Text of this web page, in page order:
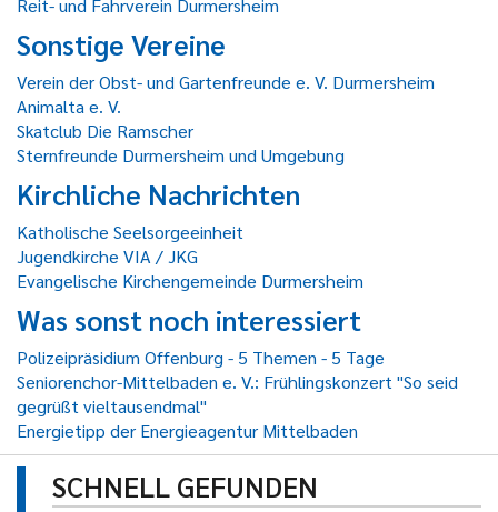
Reit- und Fahrverein Durmersheim
Sonstige Vereine
Verein der Obst- und Gartenfreunde e. V. Durmersheim
Animalta e. V.
Skatclub Die Ramscher
Sternfreunde Durmersheim und Umgebung
Kirchliche Nachrichten
Katholische Seelsorgeeinheit
Jugendkirche VIA / JKG
Evangelische Kirchengemeinde Durmersheim
Was sonst noch interessiert
Polizeipräsidium Offenburg - 5 Themen - 5 Tage
Seniorenchor-Mittelbaden e. V.: Frühlingskonzert "So seid
gegrüßt vieltausendmal"
Energietipp der Energieagentur Mittelbaden
SCHNELL GEFUNDEN